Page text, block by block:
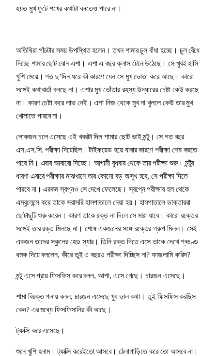
হয়ত মুখ ফুটে শখের কথাটা বলতেও পারে না।
অতিথিরা পাঁচটার সময় উপস্থিত হলেন। তখন শামার চুল বাঁধা হচ্ছে। চুল বেঁধে
দিচ্ছে শামার ছোট বোন এশা। এশা এ বছর ক্লাস টেনে উঠেছে। সে খুবই হাসি
খুশি মেয়ে। গত ছ’দিন ধরে কী কারণে যেন সে মুখ ভোতা করে আছে। কারো
সঙ্গেই কথাবার্তা বলছে না। এশার মুখ ভোঁতার রহস্য উদ্ধারের চেষ্টা কেউ করছে
না। কারণ চেষ্টা করে লাভ নেই। এশা নিজ থেকে মুখ না খুললে কেউ তার মুখ
খোলাতে পারবে না।
লোকজন চলে এসেছে এই খবরটা দিল শামার ছোট ভাই মন্টু। সে গত বছর
এস.এস.সি. পরীক্ষা দিয়েছিল। টাইফয়েড হয়ে যাবার কারণে পরীক্ষা শেষ করতে
পারে নি। এবার আবারো দিচ্ছে। আগামী বুধবার থেকে তার পরীক্ষা শুরু। মন্টুর
ধারণা এবারে পরীক্ষার মাঝখানে তার কোনো বড় অসুখ হবে, সে পরীক্ষা দিতে
পারবে না। এরকম স্বপ্নও সে দেখে ফেলেছে। স্বপ্নে পরীক্ষার হল থেকে
এম্বুলেন্সে করে তাকে সরাসরি হাসপাতালে নেয়া হয়। হাসপাতালে ডাক্তাররা
ছোটাছুটি শুরু করেন। কারণ তাকে রক্ত না দিলে সে মারা যাবে। কারো রক্তের
সঙ্গেই তার রক্ত মিলছে না। শেষে একজনের সঙ্গে রক্তের গ্রুপ মিলল। সেই
একজন তাদের স্কুলের হেড স্যার। তিনি রক্ত দিতে এসে তাকে দেখে প্ৰচণ্ড
ধমক দিয়ে বললেন, কীরে তুই এ বছরও পরীক্ষা দিচ্ছিস না? ফাজলামি করিস?
মন্টু এসে প্রায় ফিসফিস করে বলল, আপা, এসে গেছে। চারজন এসেছে।
শামা বিরক্ত গলায় বলল, চারজন এসেছে খুব ভাল কথা। তুই ফিসফিস করছিস
কেন? এর মধ্যে ফিসফিসানির কী আছে।
ট্যাক্সি করে এসেছে।
শুনে খুশি হলাম। ট্যাক্সি করেইতো আসবে। ঠেলাগাড়িতে করে তো আসবে না।